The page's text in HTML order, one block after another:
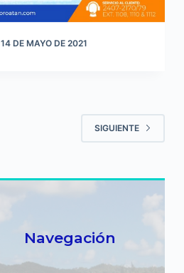
14 DE MAYO DE 2021
SIGUIENTE
Navegación